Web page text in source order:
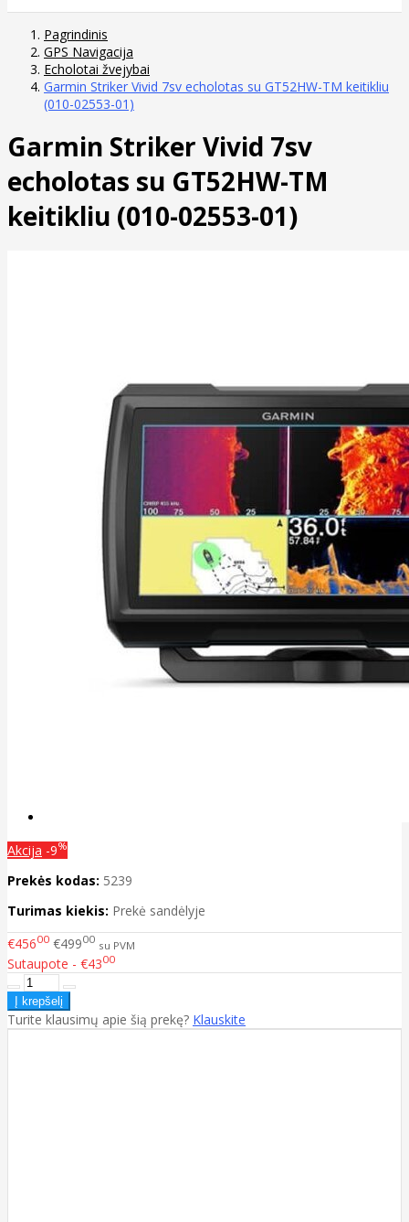
Pagrindinis
GPS Navigacija
Echolotai žvejybai
Garmin Striker Vivid 7sv echolotas su GT52HW-TM keitikliu
(010-02553-01)
Garmin Striker Vivid 7sv
echolotas su GT52HW-TM
keitikliu (010-02553-01)
Akcija -9%
Prekės kodas: 5239
Turimas kiekis: Prekė sandėlyje
€45600 €49900 su PVM
Sutaupote - €4300
Turite klausimų apie šią prekę? Klauskite